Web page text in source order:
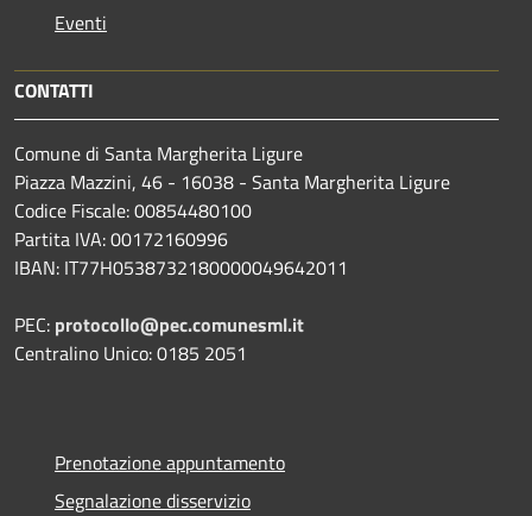
Eventi
CONTATTI
Comune di Santa Margherita Ligure
Piazza Mazzini, 46 - 16038 - Santa Margherita Ligure
Codice Fiscale: 00854480100
Partita IVA: 00172160996
IBAN: IT77H0538732180000049642011
PEC: protocollo@pec.comunesml.it
Centralino Unico: 0185 2051
Prenotazione appuntamento
Segnalazione disservizio